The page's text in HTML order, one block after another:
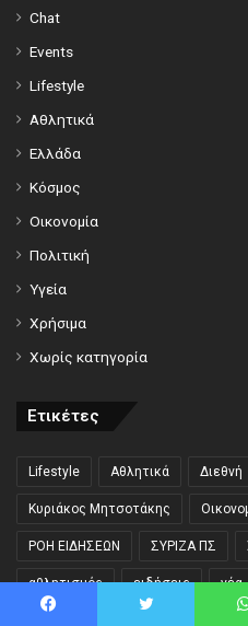
Chat
Events
Lifestyle
Αθλητικά
Ελλάδα
Κόσμος
Οικονομία
Πολιτική
Υγεία
Χρήσιμα
Χωρίς κατηγορία
Ετικέτες
Lifestyle Αθλητικά Διεθνή
Κυριάκος Μητσοτάκης
ΡΟΗ ΕΙΔΗΣΕΩΝ ΣΥΡΙΖΑ ΠΣ
αθλητισμός ειδήσεις νέα